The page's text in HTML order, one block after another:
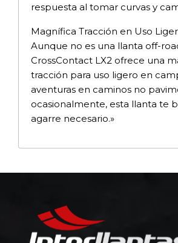
respuesta al tomar curvas y
Magnífica Tracción en Uso
Aunque no es una llanta off-
CrossContact LX2 ofrece una
tracción para uso ligero en
aventuras en caminos no
ocasionalmente, esta llanta te
agarre necesario.»